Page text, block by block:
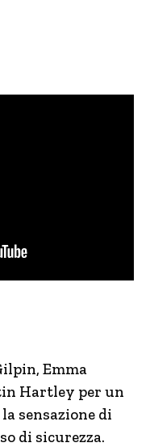
Emma
Hartley per un
sensazione di
di sicurezza.